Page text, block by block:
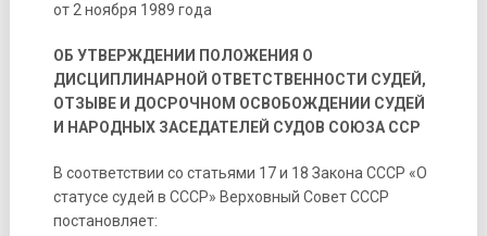
от 2 ноября 1989 года
ОБ УТВЕРЖДЕНИИ ПОЛОЖЕНИЯ О
ДИСЦИПЛИНАРНОЙ ОТВЕТСТВЕННОСТИ СУДЕЙ,
ОТЗЫВЕ И ДОСРОЧНОМ ОСВОБОЖДЕНИИ СУДЕЙ
И НАРОДНЫХ ЗАСЕДАТЕЛЕЙ СУДОВ СОЮЗА ССР
В соответствии со статьями 17 и 18 Закона СССР «О
статусе судей в СССР» Верховный Совет СССР
постановляет: